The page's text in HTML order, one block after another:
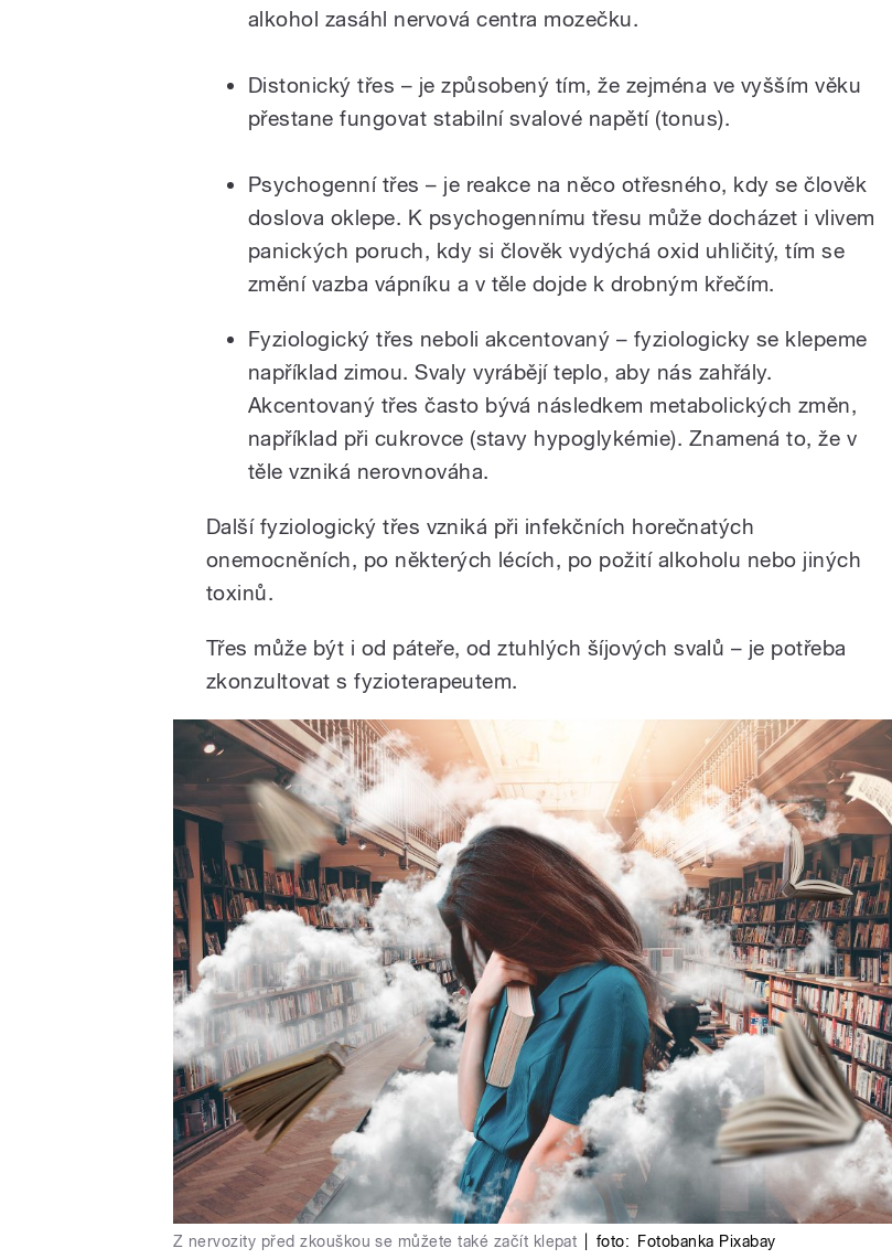
alkohol zasáhl nervová centra mozečku.
Distonický třes – je způsobený tím, že zejména ve vyšším věku
přestane fungovat stabilní svalové napětí (tonus).
Psychogenní třes – je reakce na něco otřesného, kdy se člověk
doslova oklepe. K psychogennímu třesu může docházet i vlivem
panických poruch, kdy si člověk vydýchá oxid uhličitý, tím se
změní vazba vápníku a v těle dojde k drobným křečím.
Fyziologický třes neboli akcentovaný – fyziologicky se klepeme
například zimou. Svaly vyrábějí teplo, aby nás zahřály.
Akcentovaný třes často bývá následkem metabolických změn,
například při cukrovce (stavy hypoglykémie). Znamená to, že v
těle vzniká nerovnováha.
Další fyziologický třes vzniká při infekčních horečnatých
onemocněních, po některých lécích, po požití alkoholu nebo jiných
toxinů.
Třes může být i od páteře, od ztuhlých šíjových svalů – je potřeba
zkonzultovat s fyzioterapeutem.
Z nervozity před zkouškou se můžete také začít klepat foto: Fotobanka Pixabay